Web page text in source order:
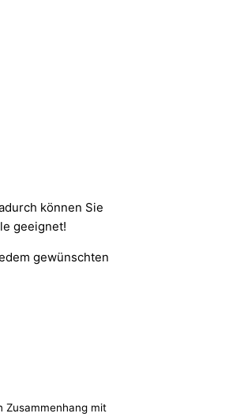
können Sie
geeignet!
gewünschten
Zusammenhang mit